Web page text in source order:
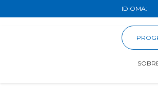
IDIOMA: